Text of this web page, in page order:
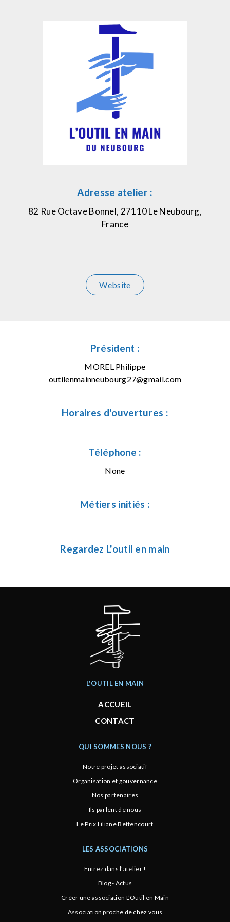
Adresse atelier :
82 Rue Octave Bonnel, 27110 Le Neubourg,
France
Website
Président :
MOREL Philippe
outilenmainneubourg27@gmail.com
Horaires d'ouvertures :
Téléphone :
None
Métiers initiés :
Regardez L'outil en main
L'OUTIL EN MAIN
ACCUEIL
CONTACT
QUI SOMMES NOUS ?
Notre projet associatif
Organisation et gouvernance
Nos partenaires
Ils parlent de nous
Le Prix Liliane Bettencourt
LES ASSOCIATIONS
Entrez dans l’atelier !
Blog - Actus
Créer une association L’Outil en Main
Association proche de chez vous